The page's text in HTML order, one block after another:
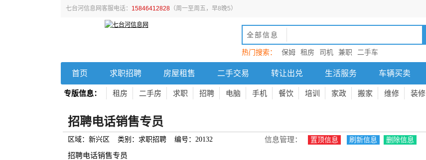
七台河信息网客服电话： 15846412828 （周一至周五，早8晚5）
全部信息
热门搜索： 保姆 租房 司机 兼职 二手车
首页 求职招聘 房屋租售 二手交易 转让出兑 生活服务 车辆买卖
专版信息： 租房 二手房 求职 招聘 电脑 手机 餐饮 培训 家政 搬家 维修 装修
招聘电话销售专员
区域：新兴区 类别：求职招聘 编号：20132 信息管理： 置顶信息 刷新信息 删除信息
招聘电话销售专员